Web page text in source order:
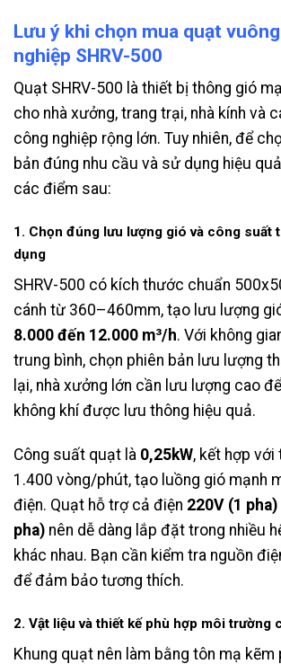
Lưu ý khi chọn mua quạt
nghiệp SHRV-500
Quạt SHRV-500 là thiết bị thông gió
cho nhà xưởng, trang trại, nhà kính và
công nghiệp rộng lớn. Tuy nhiên, để
bản đúng nhu cầu và sử dụng hiệu
các điểm sau:
1. Chọn đúng lưu lượng gió và công suất
dụng
SHRV-500 có kích thước chuẩn
cánh từ 360–460mm, tạo lưu lượng
8.000 đến 12.000 m³/h. Với không
trung bình, chọn phiên bản lưu lượng
lại, nhà xưởng lớn cần lưu lượng cao
không khí được lưu thông hiệu quả.
Công suất quạt là 0,25kW, kết hợp
1.400 vòng/phút, tạo luồng gió mạnh
điện. Quạt hỗ trợ cả điện 220V (1 pha)
pha) nên dễ dàng lắp đặt trong nhiều
khác nhau. Bạn cần kiểm tra nguồn
để đảm bảo tương thích.
2. Vật liệu và thiết kế phù hợp môi trường
Khung quạt nên làm bằng tôn mạ kẽm